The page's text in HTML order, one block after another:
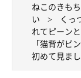
ねこのきもち
い
くっ
れてピーン
「猫背がピ
初めて見ま